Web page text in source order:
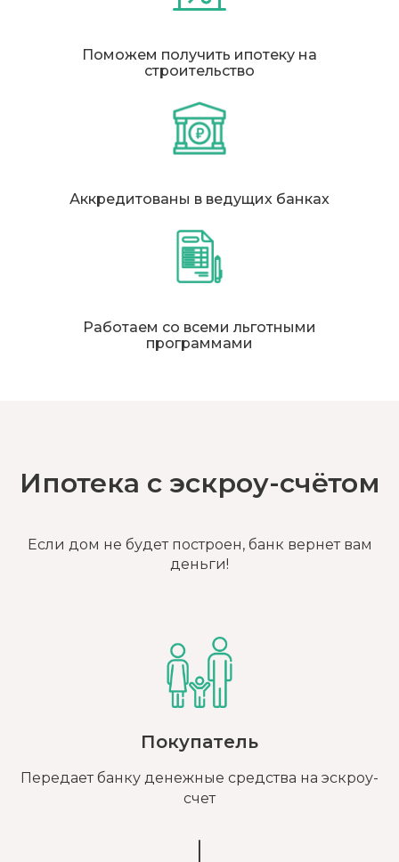
Поможем получить ипотеку на
строительство
Аккредитованы в ведущих банках
Работаем со всеми льготными
программами
Ипотека с эскроу-счётом
Если дом не будет построен, банк вернет вам
деньги!
Покупатель
Передает банку денежные средства на эскроу-
счет